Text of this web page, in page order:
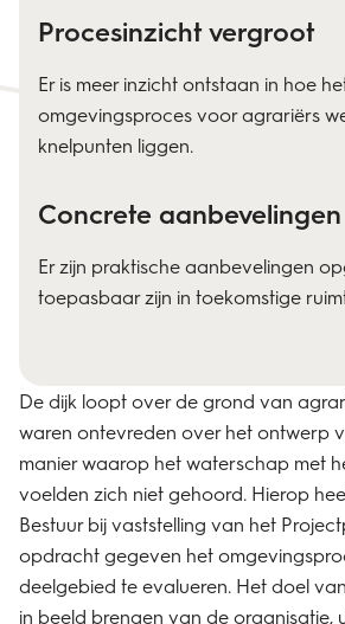
Procesinzicht vergroot
Er is meer inzicht ontstaan in hoe
omgevingsproces voor agrariërs
knelpunten liggen.
Concrete aanbevelingen
Er zijn praktische aanbevelingen
toepasbaar zijn in toekomstige
De dijk loopt over de grond van
waren ontevreden over het ontwerp
manier waarop het waterschap met
voelden zich niet gehoord. Hierop
Bestuur bij vaststelling van het
opdracht gegeven het
deelgebied te evalueren. Het doel
in beeld brengen van de organisatie,